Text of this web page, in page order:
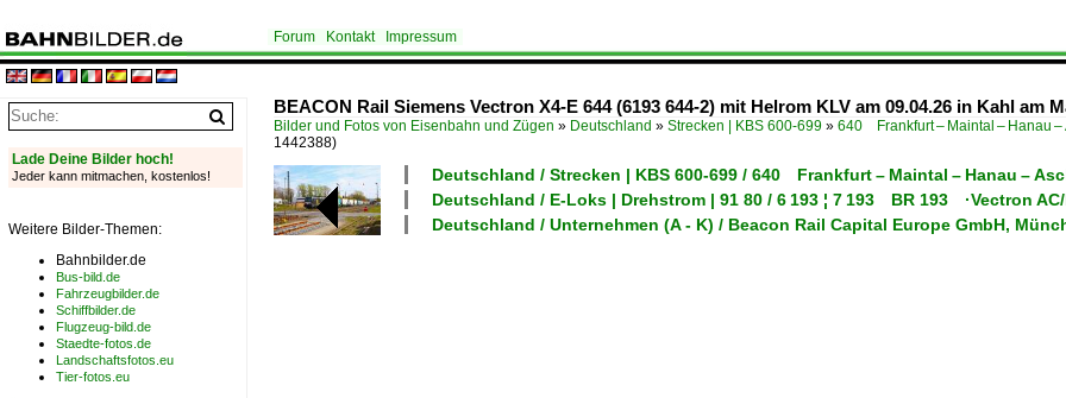
Forum Kontakt Impressum
BEACON Rail Siemens Vectron X4-E 644 (6193 644-2) mit Helrom KLV am 09.04.26 in Kahl am
Bilder und Fotos von Eisenbahn und Zügen » Deutschland » Strecken | KBS 600-699 » 640 Frankfurt – Maintal – Hanau –
1442388)
Deutschland / Strecken | KBS 600-699 / 640 Frankfurt – Maintal – Hanau –
Deutschland / E-Loks | Drehstrom | 91 80 / 6 193 ¦ 7 193 BR 193 ·Vectron
Deutschland / Unternehmen (A - K) / Beacon Rail Capital Europe GmbH,
Lade Deine Bilder hoch!
Jeder kann mitmachen, kostenlos!
Weitere Bilder-Themen:
Bahnbilder.de
Bus-bild.de
Fahrzeugbilder.de
Schiffbilder.de
Flugzeug-bild.de
Staedte-fotos.de
Landschaftsfotos.eu
Tier-fotos.eu